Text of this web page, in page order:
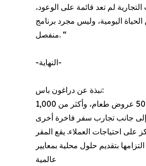
لم تعد قائمة على الوعود،
اليومية، وليس مجرد برنامج
منفصل. “
-النهاية-
نبذة عن دراغون باس:
تُعد دراغون باس شركة عالمية رائدة في خدمات السفر والمطارات الرقمية، حيث تتيح الوصول إلى أكثر من 1,400 صالة مطار، و200 ممر سريع، و508 عروض طعام، وأكثر من 1,000
على احتياجات العملاء. يقع المقر
بتقديم حلول محلية بمعايير
عالمية